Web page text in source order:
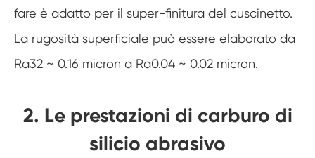
fare è adatto per il super-finitura del cuscinetto.
La rugosità superficiale può essere elaborato da
Ra32 ~ 0.16 micron a Ra0.04 ~ 0.02 micron.
2. Le prestazioni di carburo di
silicio abrasivo